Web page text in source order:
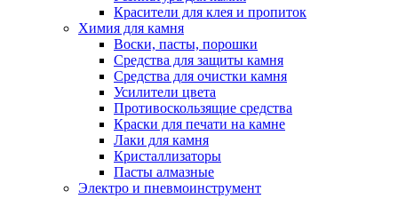
Красители для клея и пропиток
Химия для камня
Воски, пасты, порошки
Средства для защиты камня
Средства для очистки камня
Усилители цвета
Противоскользящие средства
Краски для печати на камне
Лаки для камня
Кристаллизаторы
Пасты алмазные
Электро и пневмоинструмент